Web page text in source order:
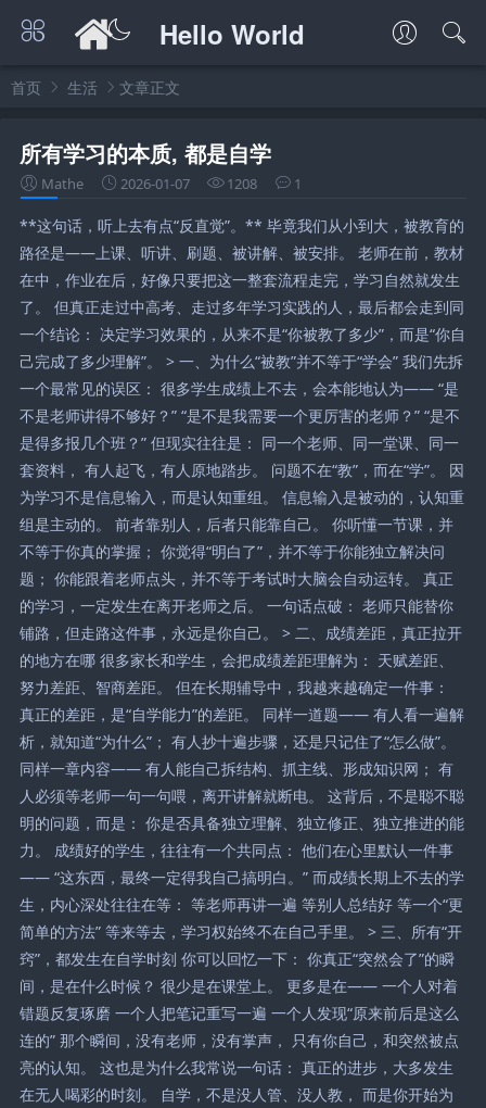
Hello World
首页 生活 文章正文
所有学习的本质, 都是自学
Mathe 2026-01-07 1208 1
**这句话，听上去有点“反直觉”。** 毕竟我们从小到大，被教育的
路径是——上课、听讲、刷题、被讲解、被安排。 老师在前，教材
在中，作业在后，好像只要把这一整套流程走完，学习自然就发生
了。 但真正走过中高考、走过多年学习实践的人，最后都会走到同
一个结论： 决定学习效果的，从来不是“你被教了多少”，而是“你自
己完成了多少理解”。 > 一、为什么“被教”并不等于“学会” 我们先拆
一个最常见的误区： 很多学生成绩上不去，会本能地认为—— “是
不是老师讲得不够好？” “是不是我需要一个更厉害的老师？” “是不
是得多报几个班？” 但现实往往是： 同一个老师、同一堂课、同一
套资料， 有人起飞，有人原地踏步。 问题不在“教”，而在“学”。 因
为学习不是信息输入，而是认知重组。 信息输入是被动的，认知重
组是主动的。 前者靠别人，后者只能靠自己。 你听懂一节课，并
不等于你真的掌握； 你觉得“明白了”，并不等于你能独立解决问
题； 你能跟着老师点头，并不等于考试时大脑会自动运转。 真正
的学习，一定发生在离开老师之后。 一句话点破： 老师只能替你
铺路，但走路这件事，永远是你自己。 > 二、成绩差距，真正拉开
的地方在哪 很多家长和学生，会把成绩差距理解为： 天赋差距、
努力差距、智商差距。 但在长期辅导中，我越来越确定一件事：
真正的差距，是“自学能力”的差距。 同样一道题—— 有人看一遍解
析，就知道“为什么”； 有人抄十遍步骤，还是只记住了“怎么做”。
同样一章内容—— 有人能自己拆结构、抓主线、形成知识网； 有
人必须等老师一句一句喂，离开讲解就断电。 这背后，不是聪不聪
明的问题，而是： 你是否具备独立理解、独立修正、独立推进的能
力。 成绩好的学生，往往有一个共同点： 他们在心里默认一件事
—— “这东西，最终一定得我自己搞明白。” 而成绩长期上不去的学
生，内心深处往往在等： 等老师再讲一遍 等别人总结好 等一个“更
简单的方法” 等来等去，学习权始终不在自己手里。 > 三、所有“开
窍”，都发生在自学时刻 你可以回忆一下： 你真正“突然会了”的瞬
间，是在什么时候？ 很少是在课堂上。 更多是在—— 一个人对着
错题反复琢磨 一个人把笔记重写一遍 一个人发现“原来前后是这么
连的” 那个瞬间，没有老师，没有掌声， 只有你自己，和突然被点
亮的认知。 这也是为什么我常说一句话： 真正的进步，大多发生
在无人喝彩的时刻。 自学，不是没人管、没人教， 而是你开始为